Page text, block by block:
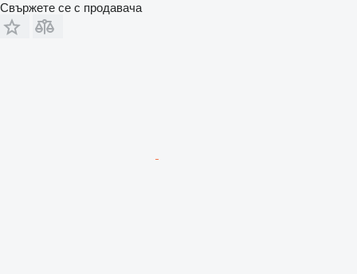
Свържете се с продавача